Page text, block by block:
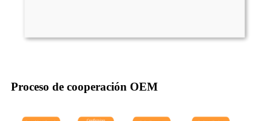
Proceso de cooperación OEM